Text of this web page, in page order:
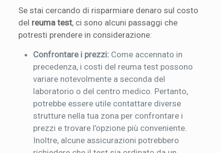
Se stai cercando di risparmiare denaro sul costo
del reuma test, ci sono alcuni passaggi che
potresti prendere in considerazione:
Confrontare i prezzi: Come accennato in
precedenza, i costi del reuma test possono
variare notevolmente a seconda del
laboratorio o del centro medico. Pertanto,
potrebbe essere utile contattare diverse
strutture nella tua zona per confrontare i
prezzi e trovare l’opzione più conveniente.
Inoltre, alcune assicurazioni potrebbero